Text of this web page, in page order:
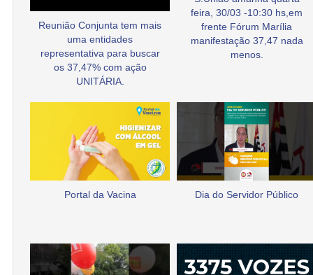
Reunião Conjunta tem mais
uma entidades
representativa para buscar
os 37,47% com ação
UNITÁRIA.
feira, 30/03 -10:30 hs,em
frente Fórum Marília
manifestação 37,47 nada
menos.
Portal da Vacina Dia do Servidor Público